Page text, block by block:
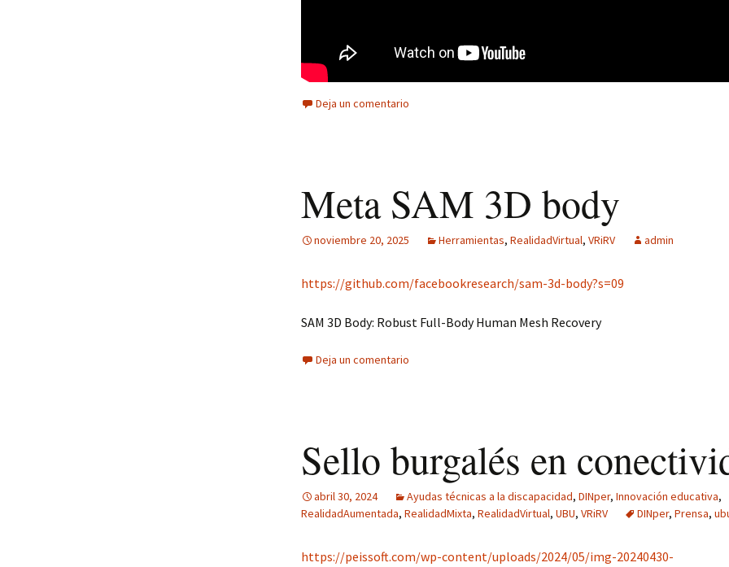
Deja un comentario
Meta SAM 3D body
noviembre 20, 2025 Herramientas, RealidadVirtual, VRiRV admin
https://github.com/facebookresearch/sam-3d-body?s=09
SAM 3D Body: Robust Full-Body Human Mesh Recovery
Deja un comentario
Sello burgalés en
abril 30, 2024 Ayudas técnicas a la discapacidad, DINper, Innovación educativa,
RealidadAumentada, RealidadMixta, RealidadVirtual, UBU, VRiRV DINper, Prensa,
https://peissoft.com/wp-content/uploads/2024/05/img-20240430-